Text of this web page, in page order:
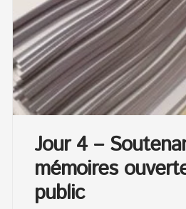
Jour 4 –
mémoires
public